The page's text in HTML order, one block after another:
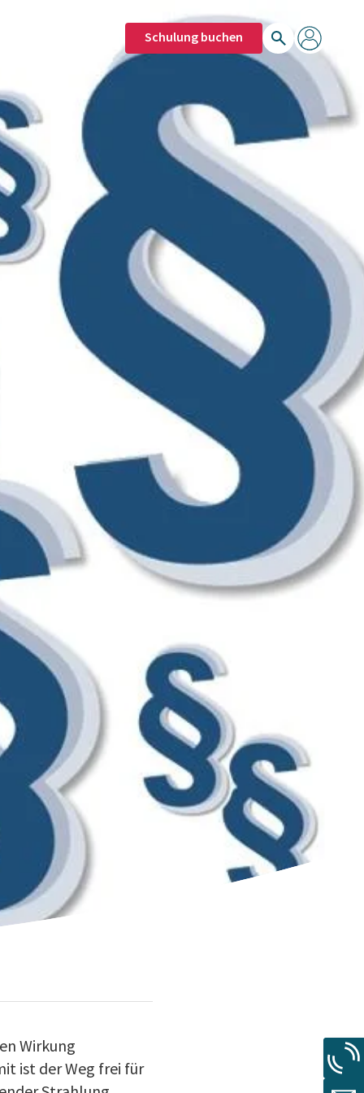
Schulung buchen
Wirkung
ist der Weg frei für